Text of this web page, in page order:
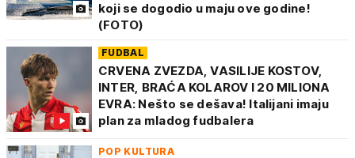
koji se dogodio u maju ove godine!
(FOTO)
FUDBAL
CRVENA ZVEZDA, VASILIJE KOSTOV,
INTER, BRAĆA KOLAROV I 20 MILIONA
EVRA: Nešto se dešava! Italijani imaju
plan za mladog fudbalera
POP KULTURA